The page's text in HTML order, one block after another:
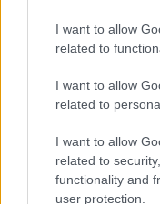
I want to allow
related to
I want to allow
related to
I want to allow
related to
functionality and
user protection.